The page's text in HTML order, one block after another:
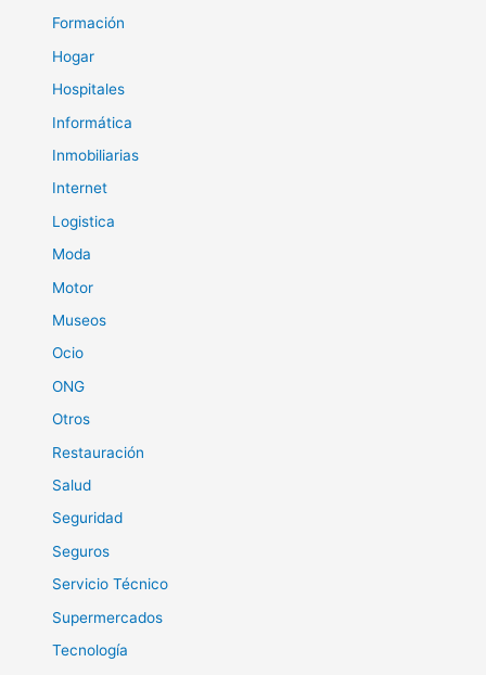
Formación
Hogar
Hospitales
Informática
Inmobiliarias
Internet
Logistica
Moda
Motor
Museos
Ocio
ONG
Otros
Restauración
Salud
Seguridad
Seguros
Servicio Técnico
Supermercados
Tecnología